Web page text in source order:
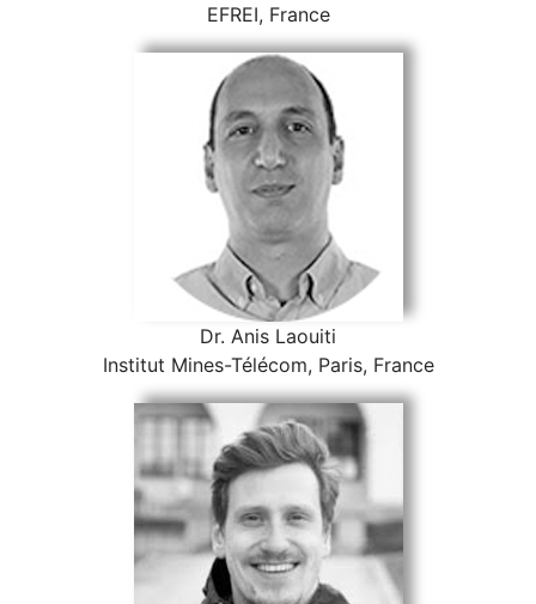
EFREI, France
Dr. Anis Laouiti
Institut Mines-Télécom, Paris, France